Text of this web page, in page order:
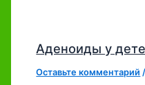
Аденоиды у
Оставьте комментарий